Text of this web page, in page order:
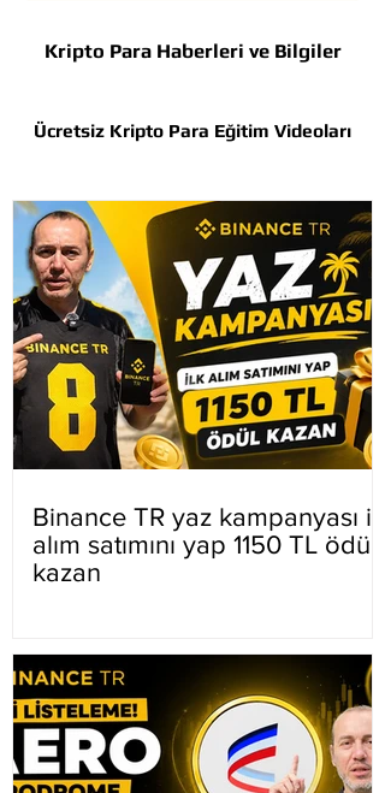
Ücretsiz Kripto Para Eğitim Videoları
Kripto Para Haberleri ve Bilgiler
Binance TR yaz kampanyası ilk
alım satımını yap 1150 TL ödül
kazan